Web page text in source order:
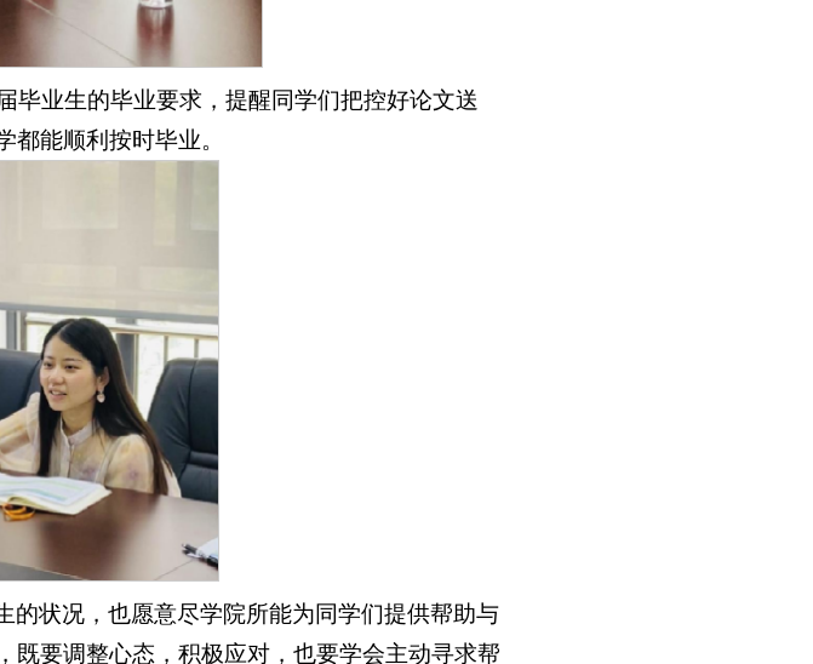
毕业生的毕业要求，提醒同学们把控好论文送
能顺利按时毕业。
状况，也愿意尽学院所能为同学们提供帮助与
既要调整心态，积极应对，也要学会主动寻求帮